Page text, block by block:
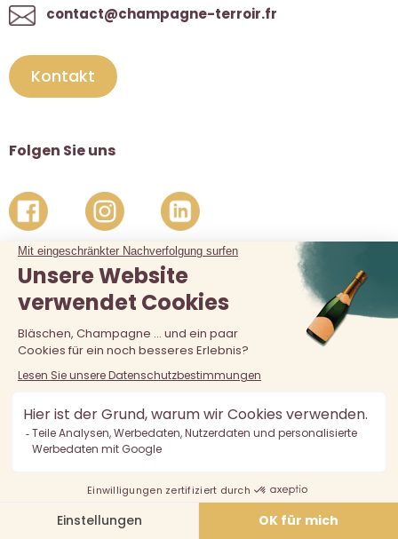
contact@champagne-terroir.fr
Kontakt
Folgen Sie uns
Der Verkauf von Alkohol an unter 18-Jährige ist verboten.
Alkoholmissbrauch ist gefährlich für die Gesundheit, in